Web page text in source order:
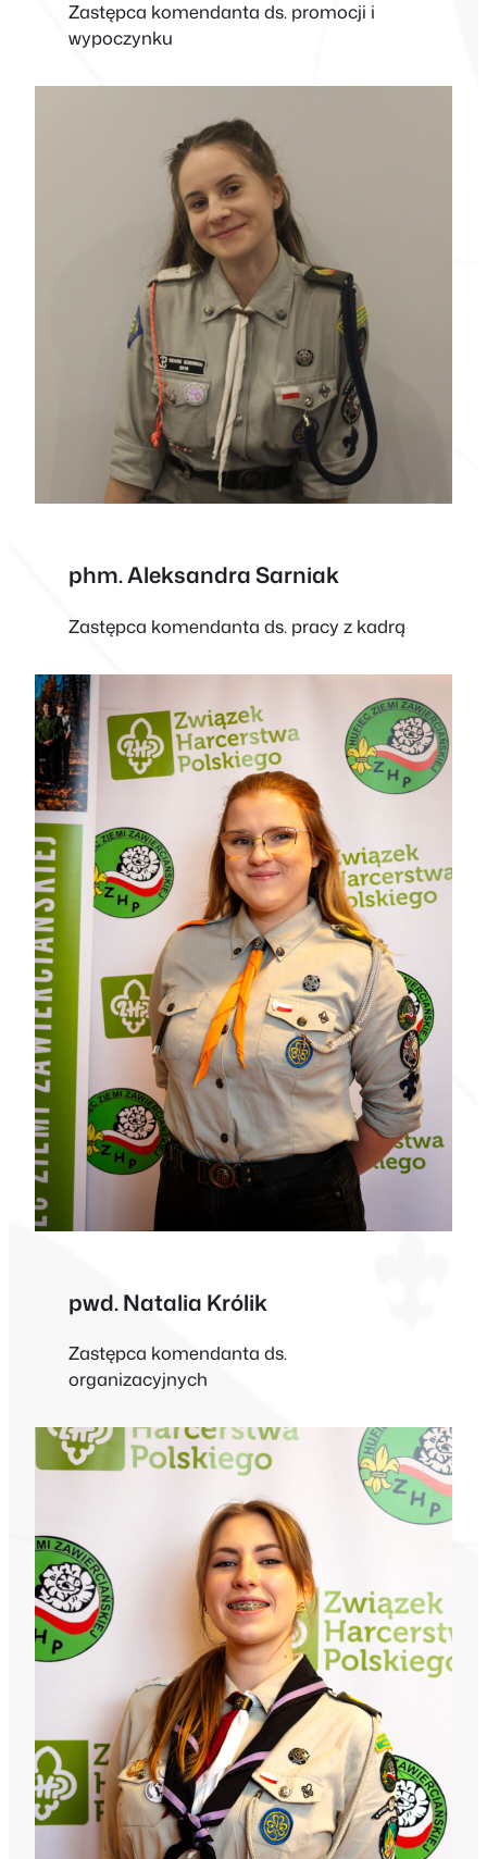
Zastępca komendanta ds. promocji i
wypoczynku
phm. Aleksandra Sarniak
Zastępca komendanta ds. pracy z kadrą
pwd. Natalia Królik
Zastępca komendanta ds.
organizacyjnych